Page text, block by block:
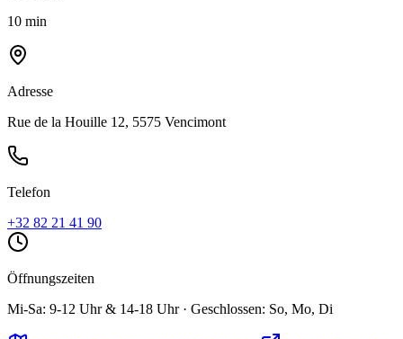
10 min
Adresse
Rue de la Houille 12, 5575 Vencimont
Telefon
+32 82 21 41 90
Öffnungszeiten
Mi-Sa: 9-12 Uhr & 14-18 Uhr · Geschlossen: So, Mo, Di